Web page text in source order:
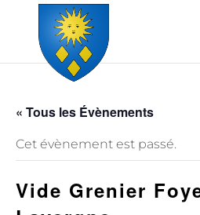
Skip to content
« Tous les Évènements
Cet évènement est passé.
Vide Grenier